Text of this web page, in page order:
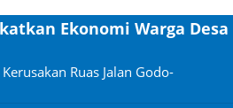
Ekonomi Warga Desa
Ruas Jalan Godo-